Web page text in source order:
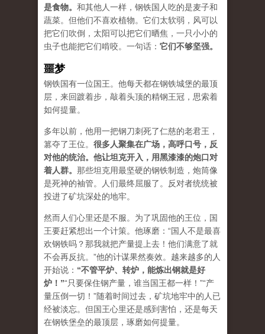
是食物。 和其他人一样，钢铁国人吃的是麦子和
蔬菜。但他们不喜欢植物。它们太软弱，风可以
把它们吹倒，太阳可以把它们晒焦，一只小小的
虫子也能把它们啃咬。一句话： 它们不够坚强。
噩梦
钢铁国有一位国王。他每天都在钢铁城堡的最顶
层，来回踱着步，敲着头顶的精钢王冠，思索着
如何提量。
多年以前，他用一把钢刀刺死了仁慈的老君王，
篡夺了王位。 很多人聚集在广场，高呼口号，反
对他的统治。他让坦克开入，用黑漆漆的炮口对
着人群。 那些坦克用最坚硬的钢铁制造，炮筒像
是死神的袖管。人们最终屈服了。反对者统统被
投进了矿坑深处的地牢。
然而人们心里还是不服。为了巩固他的王位，国
王要赶紧想出一个计策。他琢磨：“国人不是最喜
欢钢铁吗？那我就把产量提上去！他们满意了就
不会再反抗。”他的计谋果然奏效。越来越多的人
开始说： “不管平炉、转炉，能炼出钢就是好
炉！ ”“只要保住钢产量，谁当国王都一样！”“产
量压倒一切！”随着时间过去，矿坑地牢中的人已
经被淡忘。但国王心里还是感到害怕，还是每天
在钢铁堡垒的最顶层，琢磨如何提量。